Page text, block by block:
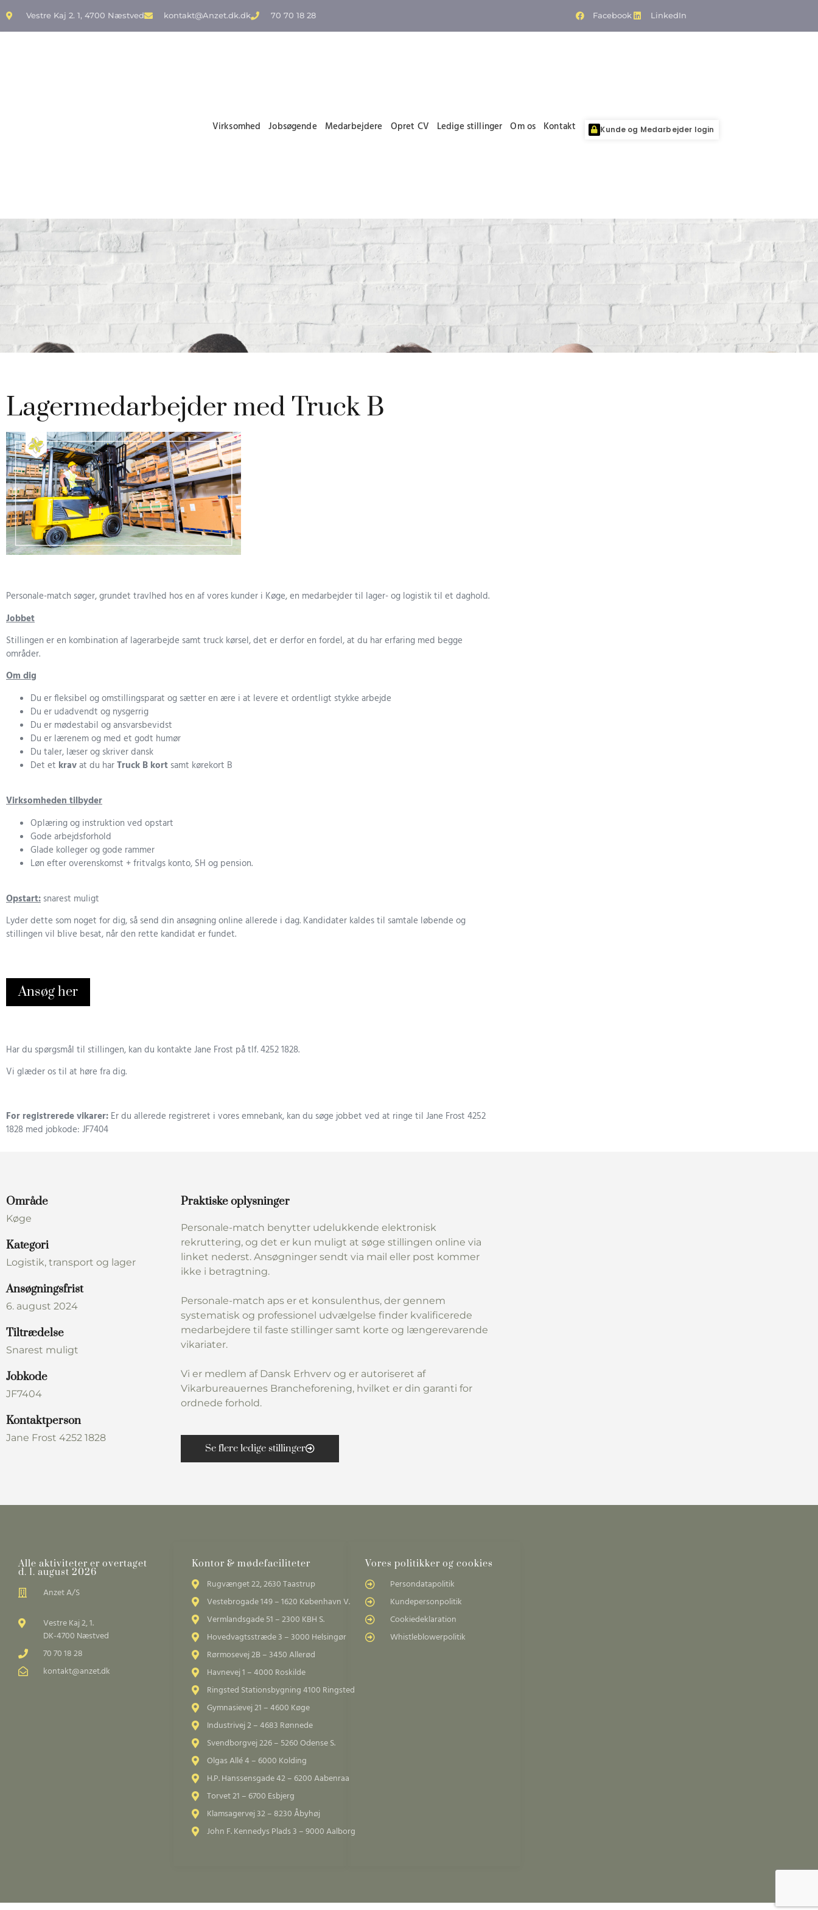
Vestre Kaj 2. 1, 4700 Næstved kontakt@Anzet.dk.dk 70 70 18 28 Facebook LinkedIn
Virksomhed Jobsøgende Medarbejdere Opret CV Ledige stillinger Om os Kontakt Kunde og Medarbejder login
Lagermedarbejder med Truck B
Personale-match søger, grundet travlhed hos en af vores kunder i Køge, en medarbejder til lager- og logistik til et daghold.
Jobbet
Stillingen er en kombination af lagerarbejde samt truck kørsel, det er derfor en fordel, at du har erfaring med begge
områder.
Om dig
Du er fleksibel og omstillingsparat og sætter en ære i at levere et ordentligt stykke arbejde
Du er udadvendt og nysgerrig
Du er mødestabil og ansvarsbevidst
Du er lærenem og med et godt humør
Du taler, læser og skriver dansk
Det et kravat du harTruck B kort samt kørekort B
Virksomheden tilbyder
Oplæring og instruktion ved opstart
Gode arbejdsforhold
Glade kolleger og gode rammer
Løn efter overenskomst + fritvalgs konto, SH og pension.
Opstart: snarest muligt
Lyder dette som noget for dig, så send din ansøgning online allerede i dag. Kandidater kaldes til samtale løbende og
stillingen vil blive besat, når den rette kandidat er fundet.
Ansøg her
Har du spørgsmål til stillingen, kan du kontakte Jane Frost på tlf. 4252 1828.
Vi glæder os til at høre fra dig.
For registrerede vikarer: Er du allerede registreret i vores emnebank, kan du søge jobbet ved at ringe til Jane Frost 4252
1828 med jobkode: JF7404
Område
Køge
Kategori
Logistik, transport og lager
Ansøgningsfrist
6. august 2024
Tiltrædelse
Snarest muligt
Jobkode
JF7404
Kontaktperson
Jane Frost 4252 1828
Praktiske oplysninger
Personale-match benytter udelukkende elektronisk
rekruttering, og det er kun muligt at søge stillingen online via
linket nederst. Ansøgninger sendt via mail eller post kommer
ikke i betragtning.
Personale-match aps er et konsulenthus, der gennem
systematisk og professionel udvælgelse finder kvalificerede
medarbejdere til faste stillinger samt korte og længerevarende
vikariater.
Vi er medlem af Dansk Erhverv og er autoriseret af
Vikarbureauernes Brancheforening, hvilket er din garanti for
ordnede forhold.
Se flere ledige stillinger
Alle aktiviteter er overtaget
d. 1. august 2026
Anzet A/S
Vestre Kaj 2, 1.
DK-4700 Næstved
70 70 18 28
kontakt@anzet.dk
Kontor & mødefaciliteter
Rugvænget 22, 2630 Taastrup
Vestebrogade 149 – 1620 København V.
Vermlandsgade 51 – 2300 KBH S.
Hovedvagtsstræde 3 – 3000 Helsingør
Rørmosevej 2B – 3450 Allerød
Havnevej 1 – 4000 Roskilde
Ringsted Stationsbygning 4100 Ringsted
Gymnasievej 21 – 4600 Køge
Industrivej 2 – 4683 Rønnede
Svendborgvej 226 – 5260 Odense S.
Olgas Allé 4 – 6000 Kolding
H.P. Hanssensgade 42 – 6200 Aabenraa
Torvet 21 – 6700 Esbjerg
Klamsagervej 32 – 8230 Åbyhøj
John F. Kennedys Plads 3 – 9000 Aalborg
Vores politikker og cookies
Persondatapolitik
Kundepersonpolitik
Cookiedeklaration
Whistleblowerpolitik